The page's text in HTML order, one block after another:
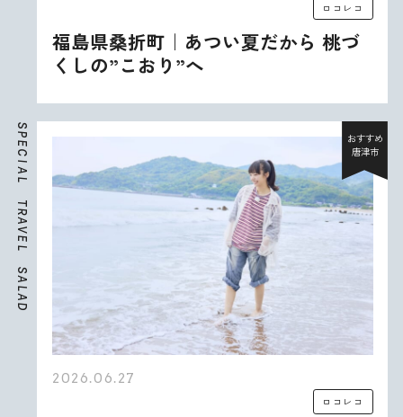
ロコレコ
福島県桑折町｜あつい夏だから 桃づ
くしの”こおり”へ
S
P
E
C
I
A
L
T
R
A
V
E
L
S
A
L
A
D
おすすめ
唐津市
2026.06.27
ロコレコ